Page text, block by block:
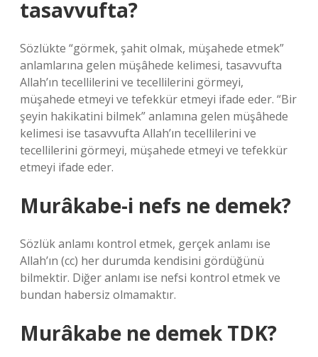
tasavvufta?
Sözlükte “görmek, şahit olmak, müşahede etmek”
anlamlarına gelen müşâhede kelimesi, tasavvufta
Allah’ın tecellilerini ve tecellilerini görmeyi,
müşahede etmeyi ve tefekkür etmeyi ifade eder. “Bir
şeyin hakikatini bilmek” anlamına gelen müşâhede
kelimesi ise tasavvufta Allah’ın tecellilerini ve
tecellilerini görmeyi, müşahede etmeyi ve tefekkür
etmeyi ifade eder.
Murâkabe-i nefs ne demek?
Sözlük anlamı kontrol etmek, gerçek anlamı ise
Allah’ın (cc) her durumda kendisini gördüğünü
bilmektir. Diğer anlamı ise nefsi kontrol etmek ve
bundan habersiz olmamaktır.
Murâkabe ne demek TDK?